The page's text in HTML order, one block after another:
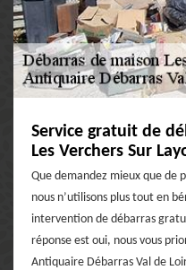
Service gratuit de
Les Verchers Sur
Que demandez mieux que de
nous n’utilisons plus tout en
intervention de débarras
réponse est oui, nous vous
Antiquaire Débarras Val de